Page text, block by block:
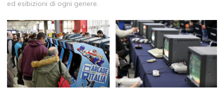
ed esibizioni di ogni genere.